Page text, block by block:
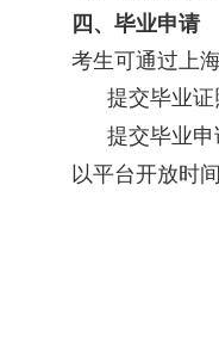
四、 毕业申请
考生可通过上
提交毕业证
提交毕业申
以平台开放时